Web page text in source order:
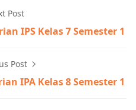
Post
IPS Kelas 7 Semester 1
Post
IPA Kelas 8 Semester 1